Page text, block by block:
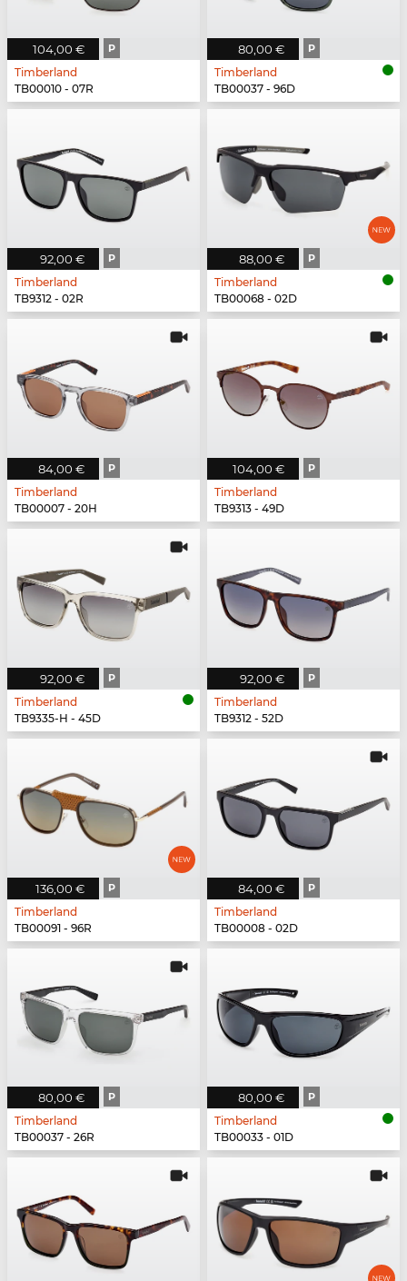
104,00 € P
Timberland
TB00010 - 07R
80,00 € P
Timberland
TB00037 - 96D
92,00 € P
Timberland
TB9312 - 02R
88,00 € P
Timberland
TB00068 - 02D
84,00 € P
Timberland
TB00007 - 20H
104,00 € P
Timberland
TB9313 - 49D
92,00 € P
Timberland
TB9335-H - 45D
92,00 € P
Timberland
TB9312 - 52D
136,00 € P
Timberland
TB00091 - 96R
84,00 € P
Timberland
TB00008 - 02D
80,00 € P
Timberland
TB00037 - 26R
80,00 € P
Timberland
TB00033 - 01D